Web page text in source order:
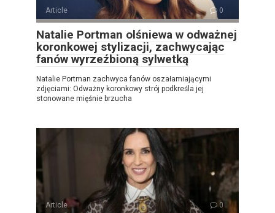
Article 0
Natalie Portman olśniewa w odważnej
koronkowej stylizacji, zachwycając
fanów wyrzeźbioną sylwetką
Natalie Portman zachwyca fanów oszałamiającymi
zdjęciami: Odważny koronkowy strój podkreśla jej
stonowane mięśnie brzucha
Article 0